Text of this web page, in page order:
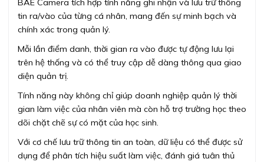
BAE Camera tích hợp tính năng ghi nhận và lưu trữ thông
tin ra/vào của từng cá nhân, mang đến sự minh bạch và
chính xác trong quản lý.
Mỗi lần điểm danh, thời gian ra vào được tự động lưu lại
trên hệ thống và có thể truy cập dễ dàng thông qua giao
diện quản trị.
Tính năng này không chỉ giúp doanh nghiệp quản lý thời
gian làm việc của nhân viên mà còn hỗ trợ trường học theo
dõi chặt chẽ sự có mặt của học sinh.
Với cơ chế lưu trữ thông tin an toàn, dữ liệu có thể được sử
dụng để phân tích hiệu suất làm việc, đánh giá tuân thủ